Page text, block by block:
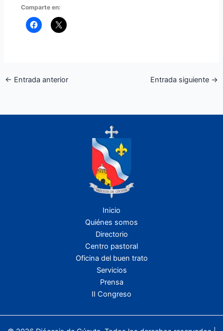
Comparte en:
← Entrada anterior Entrada siguiente →
Inicio
Quiénes somos
Directorio
Centro pastoral
Oficina del buen trato
Servicios
Prensa
II Congreso